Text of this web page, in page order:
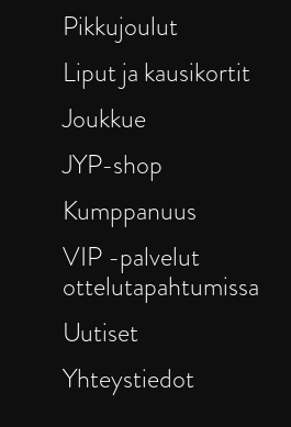
Pikkujoulut
Liput ja kausikortit
Joukkue
JYP-shop
Kumppanuus
VIP -palvelut
ottelutapahtumissa
Uutiset
Yhteystiedot